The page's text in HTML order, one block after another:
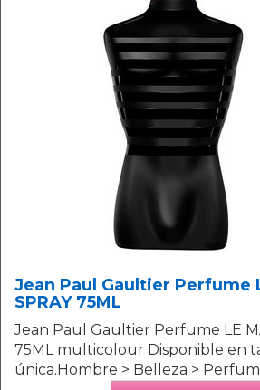
Jean Paul Gaultier Perfume
SPRAY 75ML
Jean Paul Gaultier Perfume LE
75ML multicolour Disponible en
única.Hombre > Belleza >